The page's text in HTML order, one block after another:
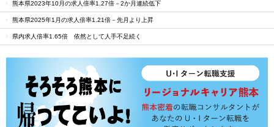
熊本県2023年10月の求人倍率1.27倍－2か月連続低下
熊本県2025年1月の求人倍率1.21倍－先月より上昇
県内求人倍率1.65倍 依然として人手不足続く